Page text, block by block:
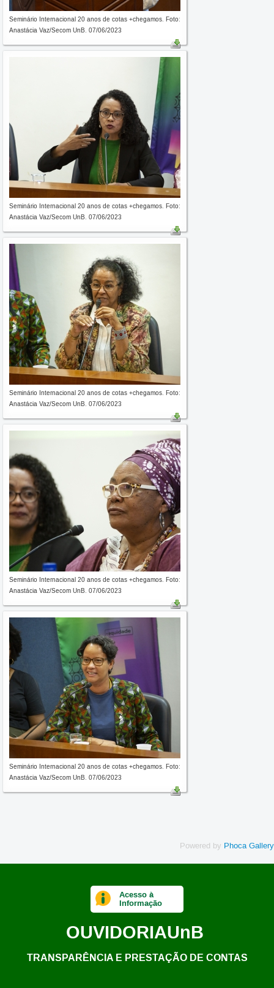
Seminário Internacional 20 anos de cotas +chegamos. Foto:
Anastácia Vaz/Secom UnB. 07/06/2023
Seminário Internacional 20 anos de cotas +chegamos. Foto:
Anastácia Vaz/Secom UnB. 07/06/2023
Seminário Internacional 20 anos de cotas +chegamos. Foto:
Anastácia Vaz/Secom UnB. 07/06/2023
Seminário Internacional 20 anos de cotas +chegamos. Foto:
Anastácia Vaz/Secom UnB. 07/06/2023
Seminário Internacional 20 anos de cotas +chegamos. Foto:
Anastácia Vaz/Secom UnB. 07/06/2023
Powered by Phoca Gallery
Acesso à
Informação
OUVIDORIAUnB
TRANSPARÊNCIA E PRESTAÇÃO DE CONTAS